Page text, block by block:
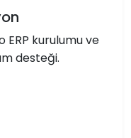
ERP kurulumu ve
desteği.